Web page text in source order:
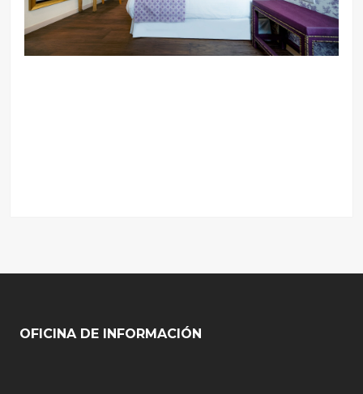
OFICINA DE INFORMACIÓN